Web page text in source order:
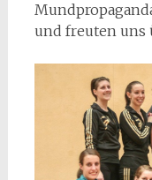
und freuten uns